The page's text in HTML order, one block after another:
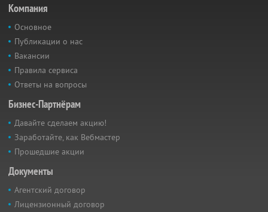
Компания
Основное
Публикации о нас
Вакансии
Правила сервиса
Ответы на вопросы
Бизнес-Партнёрам
Давайте сделаем акцию!
Заработайте, как Вебмастер
Прошедшие акции
Документы
Агентский договор
Лицензионный договор